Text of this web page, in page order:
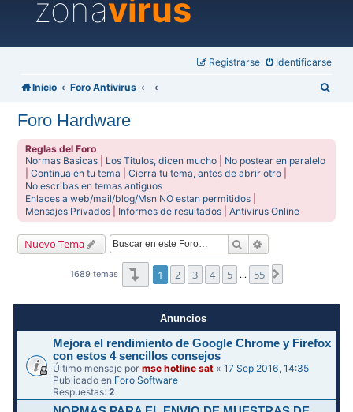
zonavirus
Identificarse
Registrarse
Inicio Foro Antivirus
Foro Hardware
Reglas del Foro
Normas Basicas
Los Titulos, dicen mucho
No postear en paralelo
|Continua en tu tema |Cierra tu tema, antes de abrir otro
No escribas en temas antiguos
Enlaces a web/mail/blog/Msn NO estan permitidos
Mensajes Privados
Informes de resultados |Antivirus Online
Nuevo Tema Buscar
1689 temas Página1de55
1 2 3 4 5 … 55
Anuncios
Mejora el rendimiento de Google Chrome y Firefox
con estos 4 sencillos consejos
Último mensaje pormsc hotline sat «17 Sep 2016, 14:35
Publicado en Foro Software
Respuestas:2